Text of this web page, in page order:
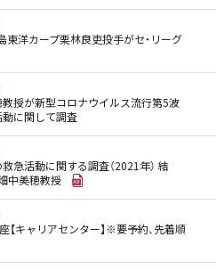
東洋カープ栗林良吏投手がセ・リーグ
授が新型コロナウイルス流行第5波
に関して調査
急活動に関する調査（2021年） 結
中美穂教授
【キャリアセンター】※要予約、先着順